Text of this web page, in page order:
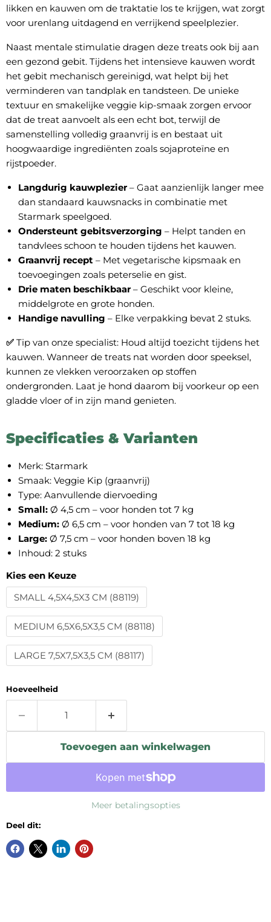
likken en kauwen om de traktatie los te krijgen, wat zorgt
voor urenlang uitdagend en verrijkend speelplezier.
Naast mentale stimulatie dragen deze treats ook bij aan
een gezond gebit. Tijdens het intensieve kauwen wordt
het gebit mechanisch gereinigd, wat helpt bij het
verminderen van tandplak en tandsteen. De unieke
textuur en smakelijke veggie kip-smaak zorgen ervoor
dat de treat aanvoelt als een echt bot, terwijl de
samenstelling volledig graanvrij is en bestaat uit
hoogwaardige ingrediënten zoals sojaproteïne en
rijstpoeder.
Langdurig kauwplezier– Gaat aanzienlijk langer mee
dan standaard kauwsnacks in combinatie met
Starmark speelgoed.
Ondersteunt gebitsverzorging – Helpt tanden en
tandvlees schoon te houden tijdens het kauwen.
Graanvrij recept – Met vegetarische kipsmaak en
toevoegingen zoals peterselie en gist.
Drie maten beschikbaar– Geschikt voor kleine,
middelgrote en grote honden.
Handige navulling – Elke verpakking bevat 2 stuks.
✅ Tip van onze specialist: Houd altijd toezicht tijdens het
kauwen. Wanneer de treats nat worden door speeksel,
kunnen ze vlekken veroorzaken op stoffen
ondergronden. Laat je hond daarom bij voorkeur op een
gladde vloer of in zijn mand genieten.
Specificaties & Varianten
Merk: Starmark
Smaak: Veggie Kip (graanvrij)
Type: Aanvullende diervoeding
Small: Ø 4,5 cm – voor honden tot 7 kg
Medium: Ø 6,5 cm – voor honden van 7 tot 18 kg
Large: Ø 7,5 cm – voor honden boven 18 kg
Inhoud: 2 stuks
Kies een Keuze
SMALL 4,5X4,5X3 CM (88119)
MEDIUM 6,5X6,5X3,5 CM (88118)
LARGE 7,5X7,5X3,5 CM (88117)
Hoeveelheid
Toevoegen aan winkelwagen
Meer betalingsopties
Deel dit: